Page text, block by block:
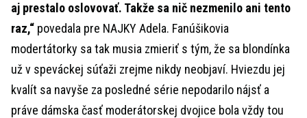
aj prestalo oslovovať. Takže sa nič nezmenilo ani tento
raz,“ povedala pre NAJKY Adela. Fanúšikovia
modertátorky sa tak musia zmieriť s tým, že sa blondínka
už v speváckej súťaži zrejme nikdy neobjaví. Hviezdu jej
kvalít sa navyše za posledné série nepodarilo nájsť a
práve dámska časť moderátorskej dvojice bola vždy tou